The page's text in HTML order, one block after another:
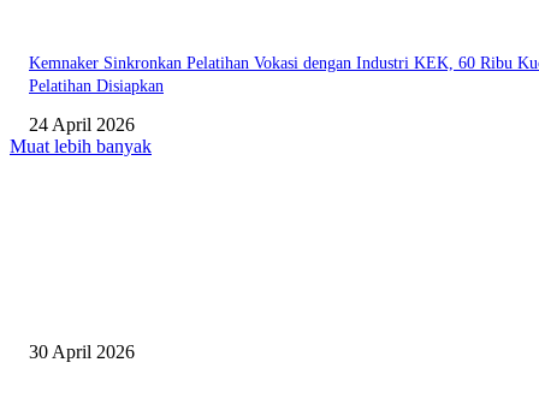
Kemnaker Sinkronkan Pelatihan Vokasi dengan Industri KEK, 60 Ribu
Pelatihan Disiapkan
24 April 2026
Muat lebih banyak
30 April 2026